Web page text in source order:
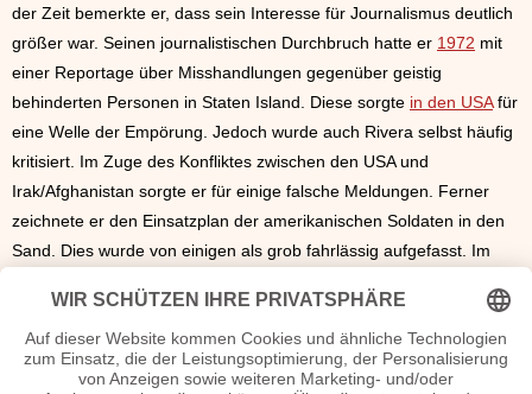
der Zeit bemerkte er, dass sein Interesse für Journalismus deutlich
größer war. Seinen journalistischen Durchbruch hatte er 1972 mit
einer Reportage über Misshandlungen gegenüber geistig
behinderten Personen in Staten Island. Diese sorgte in den USAfür
eine Welle der Empörung. Jedoch wurde auch Rivera selbst häufig
kritisiert. Im Zuge des Konfliktes zwischen den USA und
Irak/Afghanistan sorgte er für einige falsche Meldungen. Ferner
zeichnete er den Einsatzplan der amerikanischen Soldaten in den
Sand. Dies wurde von einigen als grob fahrlässig aufgefasst. Im
Entgleisungen und musste sich dafür häufig rechtfertigen.